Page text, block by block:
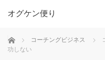
オグケン便り
ホーム コーチングビジネス
功しない